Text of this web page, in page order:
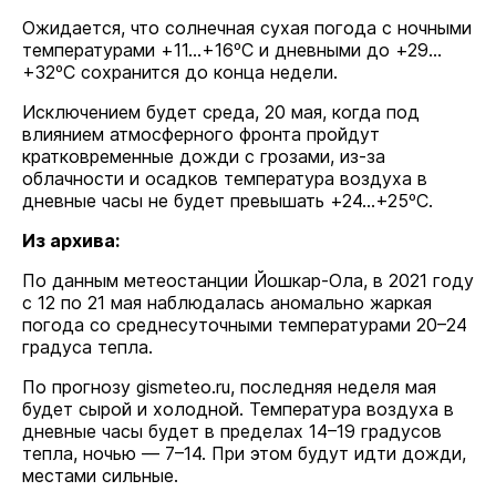
Ожидается, что солнечная сухая погода с ночными
температурами +11…+16ºС и дневными до +29…
+32ºС сохранится до конца недели.
Исключением будет среда, 20 мая, когда под
влиянием атмосферного фронта пройдут
кратковременные дожди с грозами, из-за
облачности и осадков температура воздуха в
дневные часы не будет превышать +24…+25ºС.
Из архива:
По данным метеостанции Йошкар-Ола, в 2021 году
с 12 по 21 мая наблюдалась аномально жаркая
погода со среднесуточными температурами 20–24
градуса тепла.
По прогнозу gismeteo.ru, последняя неделя мая
будет сырой и холодной. Температура воздуха в
дневные часы будет в пределах 14–19 градусов
тепла, ночью — 7–14. При этом будут идти дожди,
местами сильные.